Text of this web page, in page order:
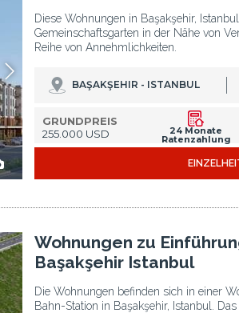
Diese Wohnungen in Başakşehir,
Gemeinschaftsgarten in der Nähe von
Reihe von Annehmlichkeiten.
BAŞAKŞEHIR - ISTANBUL
GRUNDPREIS
255.000 USD
24 Monate
Ratenzahlung
Istanbul 3
Wohnungen zu
Başakşehir Istanbul
Die Wohnungen befinden sich in einer
Bahn-Station in Başakşehir, Istanbul.